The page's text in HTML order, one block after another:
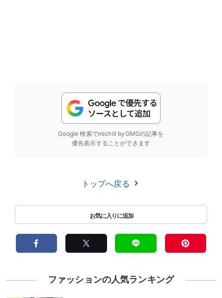
Google 検索でmichill byGMOの記事を
優先表示することができます
トップへ戻る
ファッションの人気ランキング